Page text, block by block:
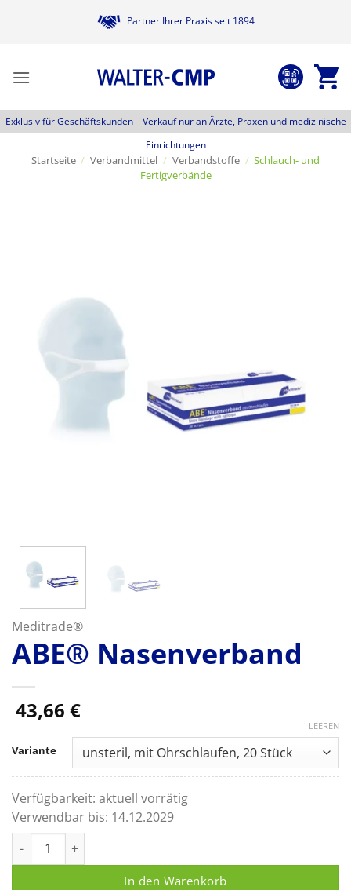
Partner Ihrer Praxis seit 1894
Exklusiv für Geschäftskunden –Verkauf nur an Ärzte, Praxen und medizinische
Einrichtungen
Startseite / Verbandmittel / Verbandstoffe / Schlauch- und
Fertigverbände
Meditrade®
ABE® Nasenverband
43,66 €
Variante
LEEREN
Verfügbarkeit: aktuell vorrätig
Verwendbar bis: 14.12.2029
ABE® Nasenverband Menge
In den Warenkorb